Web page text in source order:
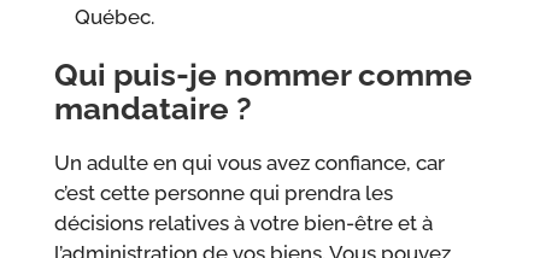
Québec.
Qui puis-je nommer comme
mandataire ?
Un adulte en qui vous avez confiance, car
c’est cette personne qui prendra les
décisions relatives à votre bien-être et à